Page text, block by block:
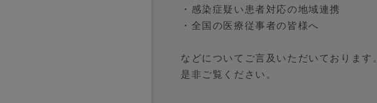
・感染症疑い患者対応の地域連携
・全国の医療従事者の皆様へ
などについてご言及いただいております。
是非ご覧ください。